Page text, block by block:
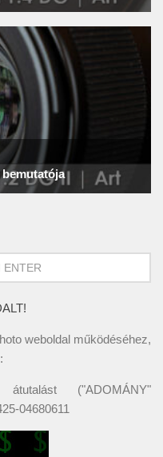
weboldal működéséhez,
("ADOMÁNY"
04680611